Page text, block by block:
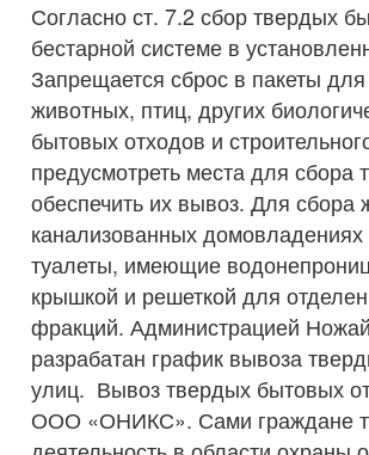
Согласно ст. 7.2 сбор твердых
бестарной системе в
Запрещается сброс в пакеты
животных, птиц, других
бытовых отходов и
предусмотреть места для
обеспечить их вывоз. Для
канализованных
туалеты, имеющие
крышкой и решеткой для
фракций. Администрацией
разрабатан график вывоза
улиц. Вывоз твердых бытовых
ООО «ОНИКС». Сами граждане